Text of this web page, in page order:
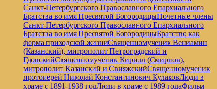
Санкт-Петербургского Православного Епархиального
Братства во имя Пресвятой БогородицыПочетные члены
Санкт-Петербургского Православного Епархиального
Братства во имя Пресвятой БогородицыБратство как
форма приходской жизниСвященномученик Вениамин
(Казанский), митрополит Петроградский и
ГдовскийСвященномученик Кирилл (Смирнов),
митрополит Казанский и СвияжскийСвященномученик
протоиерей Николай Константинович КулаковЛюди в
храме с 1891-1938 годЛюди в храме с 1989 годаФильм